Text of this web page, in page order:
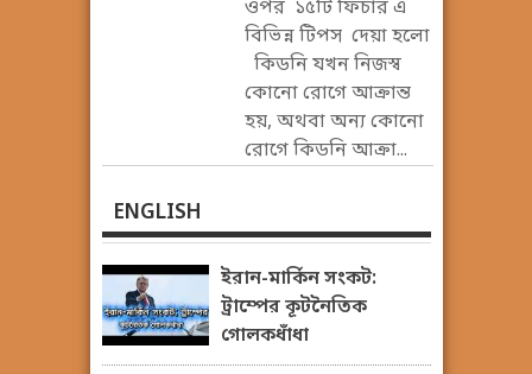
ওপর ১৫টি ফিচার এ
বিভিন্ন টিপস দেয়া হলো
কিডনি যখন নিজস্ব
কোনো রোগে আক্রান্ত
হয়, অথবা অন্য কোনো
রোগে কিডনি আক্রা...
ENGLISH
ইরান-মার্কিন সংকট:
ট্রাম্পের কূটনৈতিক
গোলকধাঁধা